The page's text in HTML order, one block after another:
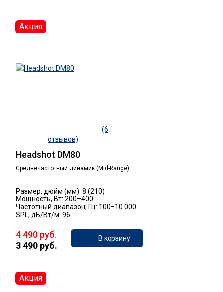
(6
отзывов)
Headshot DM80
Среднечастотный динамик (Mid-Range)
Размер, дюйм (мм): 8 (210)
Мощность, Вт: 200–400
Частотный диапазон, Гц: 100–10 000
SPL, дБ/Вт/м: 96
4 490 руб.
3 490 руб.
В корзину
Акция
Акция